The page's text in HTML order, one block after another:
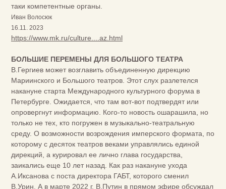
таки компетентные органы.
Иван Волосюк
16.11. 2023
https://www.mk.ru/culture....az.html
БОЛЬШИЕ ПЕРЕМЕНЫ ДЛЯ БОЛЬШОГО ТЕАТРА
В.Гергиев может возглавить объединенную дирекцию
Мариинского и Большого театров. Этот слух разлетелся
накануне старта Международного культурного форума в
Петербурге. Ожидается, что там вот-вот подтвердят или
опровергнут информацию. Кого-то новость ошарашила, но
только не тех, кто погружен в музыкально-театральную
среду. О возможности возрождения имперского формата, по
которому с десяток театров веками управлялись единой
дирекций, а курировал ее лично глава государства,
заикались еще 10 лет назад. Как раз накануне ухода
А.Иксанова с поста директора ГАБТ, которого сменил
В.Урин. А в марте 2022 г. В.Путин в прямом эфире обсуждал